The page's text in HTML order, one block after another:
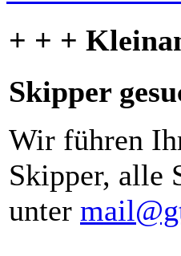
+ + +
Skipper
Wir führen
Skipper, alle
unter